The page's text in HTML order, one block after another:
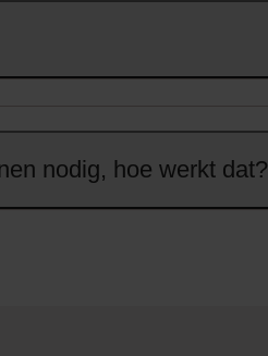
nodig, hoe werkt dat?